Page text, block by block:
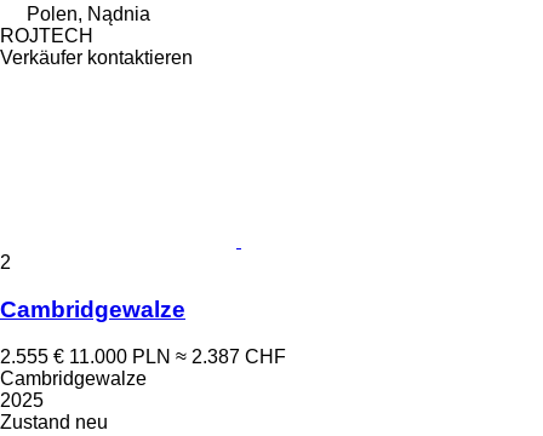
Polen, Nądnia
ROJTECH
Verkäufer kontaktieren
2
Cambridgewalze
2.555 € 11.000 PLN ≈ 2.387 CHF
Cambridgewalze
2025
Zustand neu